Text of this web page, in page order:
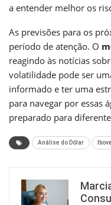
a entender melhor os
As previsões para os
período de atenção. O
reagindo às notícias
volatilidade pode ser
informado e ter uma
para navegar por essas
preparado para
Análise do Dólar